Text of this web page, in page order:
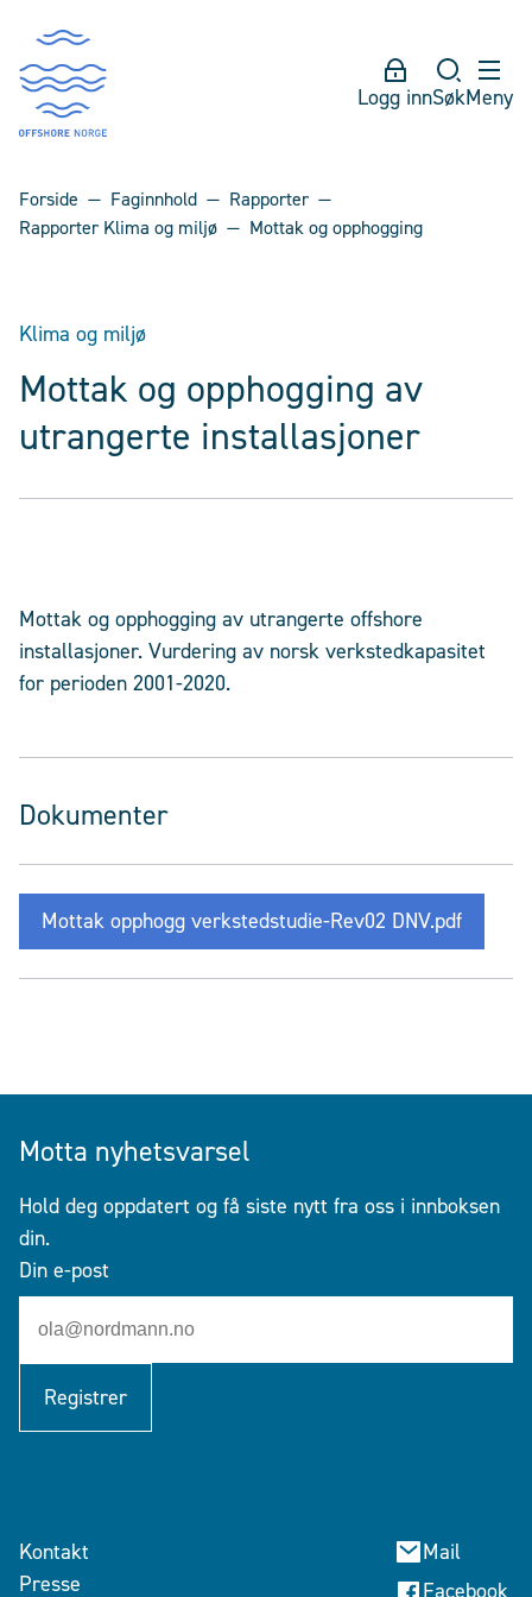
Logg innSøkMeny
Forside Faginnhold
Rapporter
Rapporter Klima og miljø
Mottak og opphogging
Klima og miljø
Mottak og opphogging av
utrangerte installasjoner
Mottak og opphogging av utrangerte offshore
installasjoner. Vurdering av norsk verkstedkapasitet
for perioden 2001-2020.
Dokumenter
Mottak opphogg verkstedstudie-Rev02 DNV.pdf
Motta nyhetsvarsel
Hold deg oppdatert og få siste nytt fra oss i innboksen
din.
Din e-post
Registrer
Kontakt
Presse
Mail
Facebook